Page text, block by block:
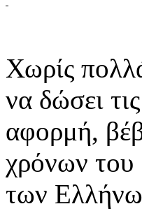
Χωρίς
να δώσει
αφορμή,
χρόνων του
των